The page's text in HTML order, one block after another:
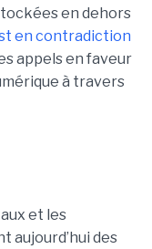
en dehors
en contradiction
appels en faveur
à travers
et les
aujourd’hui des